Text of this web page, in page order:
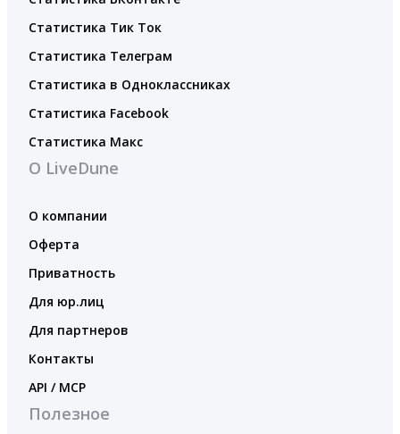
Статистика Тик Ток
Статистика Телеграм
Статистика в Одноклассниках
Статистика Facebook
Статистика Макс
О LiveDune
О компании
Оферта
Приватность
Для юр.лиц
Для партнеров
Контакты
API / MCP
Полезное